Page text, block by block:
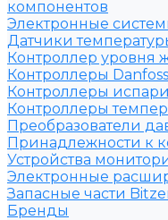
компонентов
Электронные
Датчики
Контроллер уровня
Контроллеры Danfoss
Контроллеры
Контроллеры
Преобразователи
Принадлежности к
Устройства
Электронные
Запасные части
Бренды